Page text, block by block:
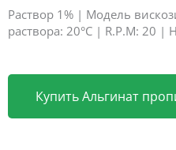
Раствор 1% | Модель
раствора: 20°C | R.P.M: 20
Купить Альгинат